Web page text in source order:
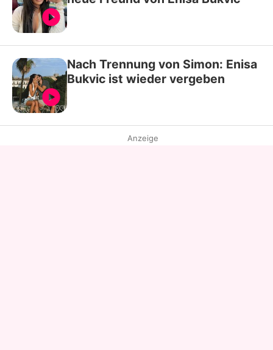
Nach Trennung von Simon: Enisa
Bukvic ist wieder vergeben
Anzeige